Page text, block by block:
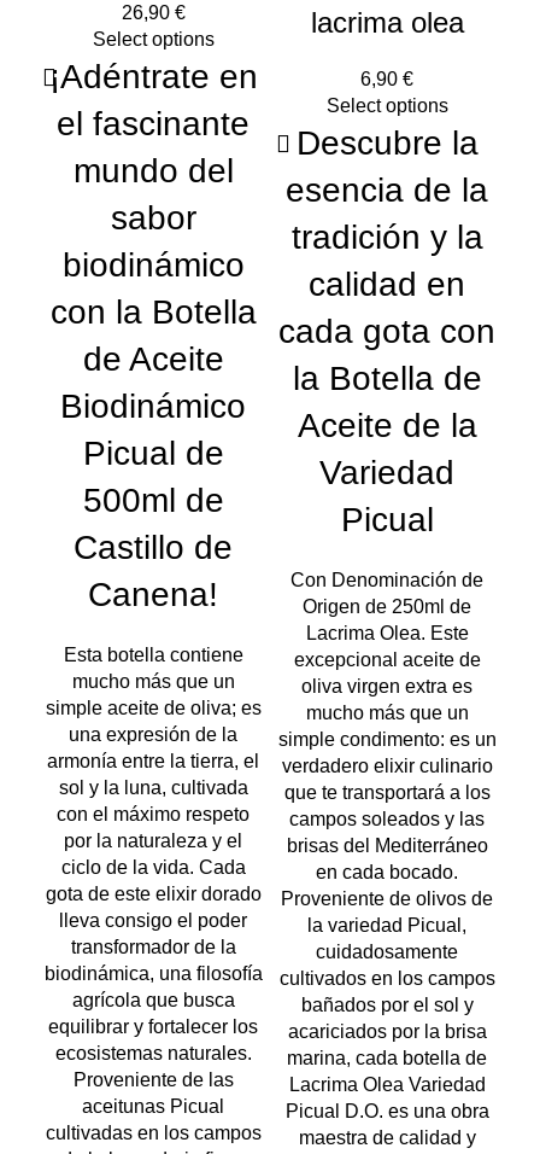
€
Select options
¡Adéntrate en
el fascinante
mundo del
sabor
biodinámico
con la Botella
de Aceite
Biodinámico
Picual de
500ml de
Castillo de
Canena!
Esta botella contiene
mucho más que un
simple aceite de oliva; es
una expresión de la
armonía entre la tierra, el
sol y la luna, cultivada
con el máximo respeto
por la naturaleza y el
ciclo de la vida. Cada
gota de este elixir dorado
lleva consigo el poder
transformador de la
biodinámica, una filosofía
agrícola que busca
equilibrar y fortalecer los
ecosistemas naturales.
Proveniente de las
aceitunas Picual
cultivadas en los campos
lacrima olea
€
Select options
Descubre la
esencia de la
tradición y la
calidad en
cada gota con
la Botella de
Aceite de la
Variedad
Picual
Con Denominación de
Origen de 250ml de
Lacrima Olea. Este
excepcional aceite de
oliva virgen extra es
mucho más que un
simple condimento: es un
verdadero elixir culinario
que te transportará a los
campos soleados y las
brisas del Mediterráneo
en cada bocado.
Proveniente de olivos de
la variedad Picual,
cuidadosamente
cultivados en los campos
bañados por el sol y
acariciados por la brisa
marina, cada botella de
Lacrima Olea Variedad
Picual D.O. es una obra
maestra de calidad y